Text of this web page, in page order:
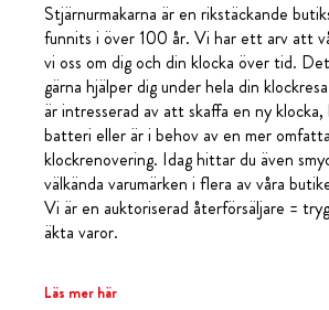
Stjärnurmakarna är en rikstäckande
funnits i över 100 år. Vi har ett arv att
vi oss om dig och din klocka över tid.
gärna hjälper dig under hela din
är intresserad av att skaffa en ny
batteri eller är i behov av en mer
klockrenovering. Idag hittar du även
välkända varumärken i flera av våra
Vi är en auktoriserad återförsäljare =
äkta varor.
Läs mer här